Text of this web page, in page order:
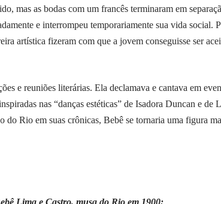
mas as bodas com um francês terminaram em
e interrompeu temporariamente sua vida social.
artística fizeram com que a jovem conseguisse ser
e reuniões literárias. Ela declamava e cantava em
nas “danças estéticas” de Isadora Duncan e de
do Rio em suas crônicas, Bebê se tornaria uma figura